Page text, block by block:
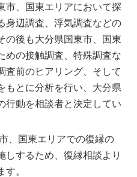
市、国東エリアにおいて探
身辺調査、浮気調査などの
の後も大分県国東市、国東
めの接触調査、特殊調査な
査前のヒアリング、そして
もとに分析を行い、大分県
行動を相談者と決定してい
、国東エリアでの復縁の
しするため、復縁相談より
す。